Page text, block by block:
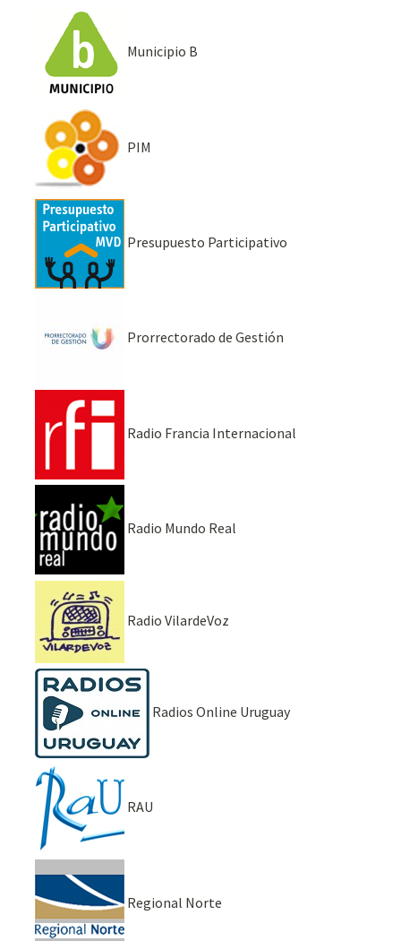
Municipio B
PIM
Presupuesto Participativo
Prorrectorado de Gestión
Radio Francia Internacional
Radio Mundo Real
Radio VilardeVoz
Radios Online Uruguay
RAU
Regional Norte